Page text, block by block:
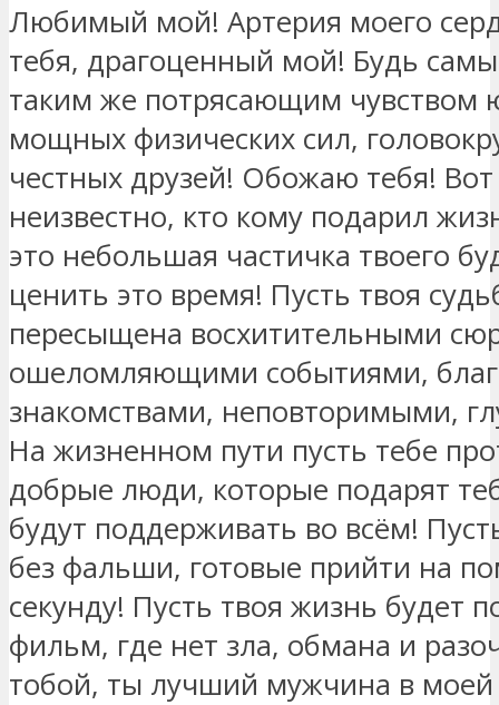
Любимый мой! Артерия моего
тебя, драгоценный мой! Будь
таким же потрясающим чувством
мощных физических сил,
честных друзей! Обожаю тебя!
неизвестно, кто кому подарил
это небольшая частичка твоего
ценить это время! Пусть твоя
пересыщена восхитительными
ошеломляющими событиями,
знакомствами, неповторимыми,
На жизненном пути пусть тебе
добрые люди, которые подарят
будут поддерживать во всём!
без фальши, готовые прийти на
секунду! Пусть твоя жизнь будет
фильм, где нет зла, обмана и
тобой, ты лучший мужчина в